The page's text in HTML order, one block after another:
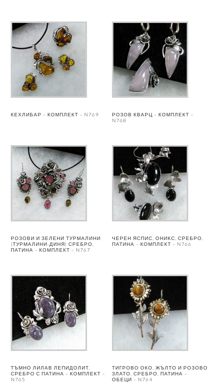
КЕХЛИБАР – КОМПЛЕКТ – N769
РОЗОВ КВАРЦ – КОМПЛЕКТ –
N768
РОЗОВИ И ЗЕЛЕНИ ТУРМАЛИНИ
(ТУРМАЛИНИ-ДИНЯ) СРЕБРО,
ПАТИНА – КОМПЛЕКТ – N767
ЧЕРЕН ЯСПИС, ОНИКС, СРЕБРО,
ПАТИНА – КОМПЛЕКТ – N766
ТЪМНО ЛИЛАВ ЛЕПИДОЛИТ,
СРЕБРО С ПАТИНА – КОМПЛЕКТ –
N765
ТИГРОВО ОКО, ЖЪЛТО И РОЗОВО
ЗЛАТО, СРЕБРО, ПАТИНА –
ОБЕЦИ – N764